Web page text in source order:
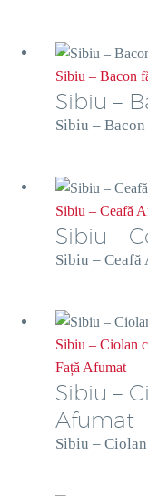
Sibiu – Bacon
Sibiu –
Sibiu –
Sibiu – Ceafă
Sibiu –
Sibiu – Ceafă
Sibiu – Ciolan
Față Afumat
Sibiu –
Afumat
Sibiu –